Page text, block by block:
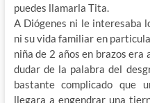
puedes llamarla Tita.
A Diógenes ni le interesaba
ni su vida familiar en
niña de 2 años en brazos
dudar de la palabra del
bastante complicado que
llegara a engendrar una